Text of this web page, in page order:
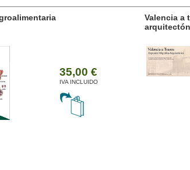
35,00 €
IVA INCLUIDO
Valencia a trazos:
arquitectónica